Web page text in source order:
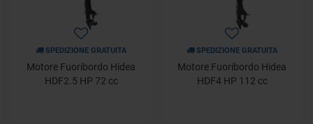
SPEDIZIONE GRATUITA
Motore Fuoribordo Hidea
HDF2.5 HP 72 cc
SPEDIZIONE GRATUITA
Motore Fuoribordo Hidea
HDF4 HP 112 cc